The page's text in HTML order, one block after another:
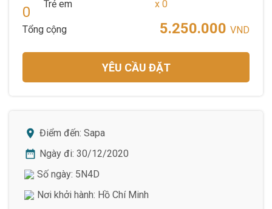
Trẻ em x 0
Tổng cộng 5.250.000 VND
YÊU CẦU ĐẶT
Điểm đến: Sapa
Ngày đi: 30/12/2020
Số ngày: 5N4D
Nơi khởi hành: Hồ Chí Minh